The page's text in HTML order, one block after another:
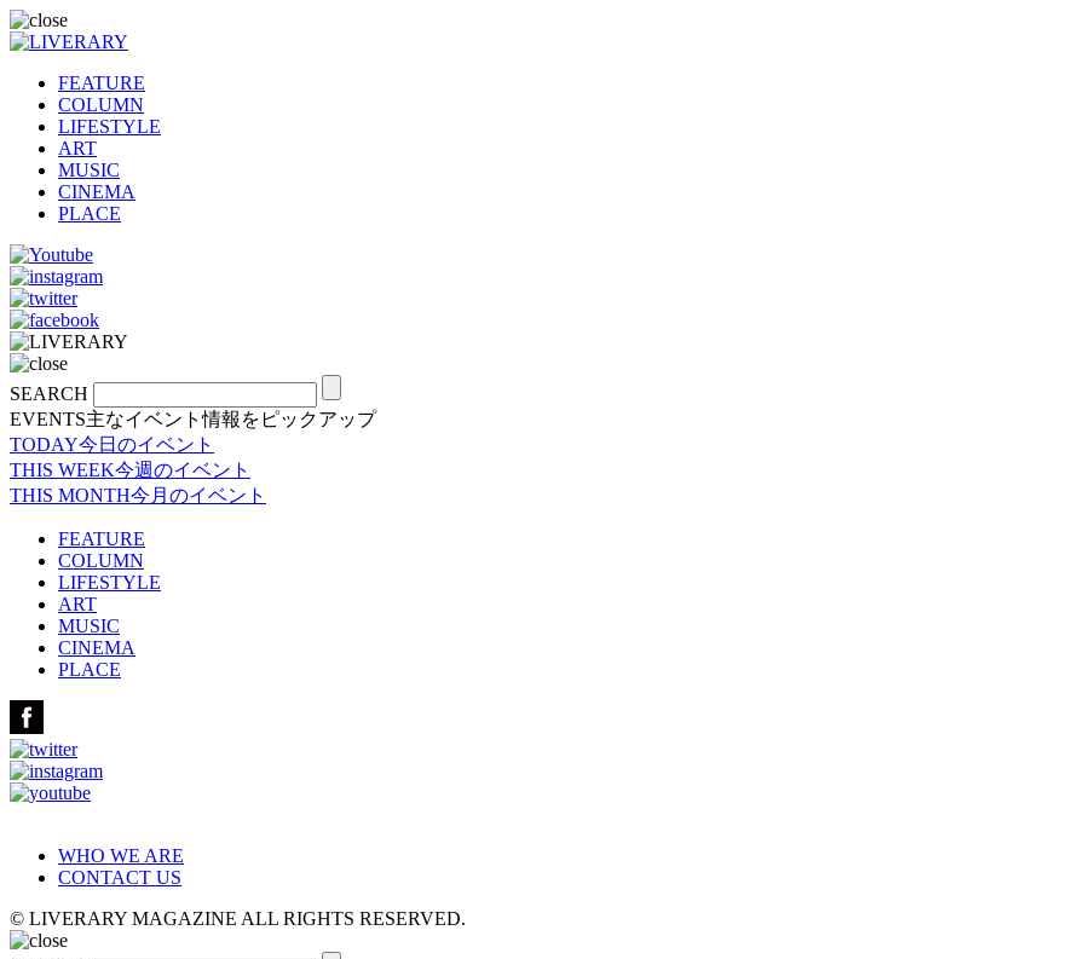
FEATURE
COLUMN
LIFESTYLE
ART
MUSIC
CINEMA
PLACE
SEARCH
EVENTS主なイベント情報をピックアップ
TODAY今日のイベント
THIS WEEK今週のイベント
THIS MONTH今月のイベント
FEATURE
COLUMN
LIFESTYLE
ART
MUSIC
CINEMA
PLACE
WHO WE ARE
CONTACT US
© LIVERARY MAGAZINE ALL RIGHTS RESERVED.